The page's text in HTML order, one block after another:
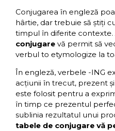
Conjugarea în engleză
hârtie, dar trebuie să știți
timpul în diferite contexte.
conjugare vă permit să
verbul to etymologize la
În engleză, verbele -ING
acțiunii în trecut, prezent
este folosit pentru a
în timp ce prezentul
sublinia rezultatul unui
tabele de conjugare vă